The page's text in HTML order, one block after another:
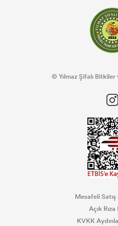
© Yılmaz Şifalı
Mesafeli
Açık Rıza
KVKK